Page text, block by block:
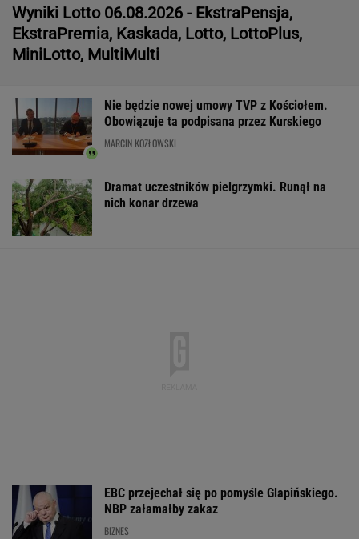
Wyniki Lotto 06.08.2026 - EkstraPensja,
EkstraPremia, Kaskada, Lotto, LottoPlus,
MiniLotto, MultiMulti
Nie będzie nowej umowy TVP z Kościołem.
Obowiązuje ta podpisana przez Kurskiego
MARCIN KOZŁOWSKI
Dramat uczestników pielgrzymki. Runął na
nich konar drzewa
EBC przejechał się po pomyśle Glapińskiego.
NBP załamałby zakaz
BIZNES